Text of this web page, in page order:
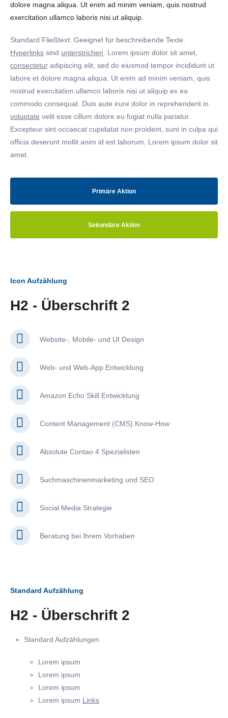
dolore magna aliqua. Ut enim ad minim veniam, quis nostrud
exercitation ullamco laboris nisi ut aliquip.
Standard Fließtext: Geeignet für beschreibende Texte.
Hyperlinks sind unterstrichen . Lorem ipsum dolor sit amet,
consectetur adipiscing elit, sed do eiusmod tempor incididunt ut
labore et dolore magna aliqua. Ut enim ad minim veniam, quis
nostrud exercitation ullamco laboris nisi ut aliquip ex ea
commodo consequat. Duis aute irure dolor in reprehenderit in
voluptate velit esse cillum dolore eu fugiat nulla pariatur.
Excepteur sint occaecat cupidatat non proident, sunt in culpa qui
officia deserunt mollit anim id est laborum. Lorem ipsum dolor sit
amet.
Primäre Aktion
Sekundäre Aktion
Icon Aufzählung
H2 - Überschrift 2
Website-, Mobile- und UI Design
Web- und Web-App Entwicklung
Amazon Echo Skill Entwicklung
Content Management (CMS) Know-How
Absolute Contao 4 Spezialisten
Suchmaschinenmarketing und SEO
Social Media Strategie
Beratung bei Ihrem Vorhaben
Standard Aufzählung
H2 - Überschrift 2
Standard Aufzählungen
Lorem ipsum
Lorem ipsum
Lorem ipsum
Lorem ipsum Links